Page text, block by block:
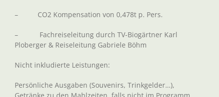
– CO2 Kompensation von 0,478t p. Pers.
– Fachreiseleitung durch TV-Biogärtner Karl
Ploberger & Reiseleitung Gabriele Böhm
Nicht inkludierte Leistungen:
Persönliche Ausgaben (Souvenirs, Trinkgelder…),